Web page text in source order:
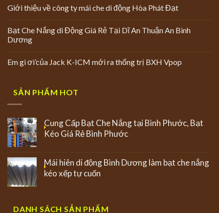
Giới thiệu về công ty mái che di động Hòa Phát Đạt
Bạt Che Nắng di Động Giá Rẻ Tại Dĩ An Thuận An Bình
Dương
Em gì ơi’của Jack K-ICM mới ra thống trị BXH Vpop
SẢN PHẨM HOT
Cung Cấp Bạt Che Nắng tại Bình Phước, Bạt
Kéo Giá Rẻ Bình Phước
Mái hiên di động Bình Dương làm bạt che nắng
kéo xếp tự cuốn
DANH SÁCH SẢN PHẨM